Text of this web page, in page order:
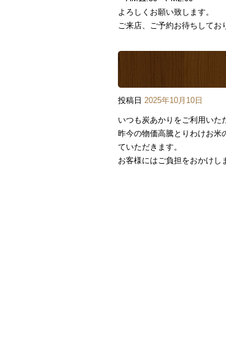
よろしくお願い致します。
ご来店、ご予約お待ちしてお
投稿日 2025年10月10日
いつも炭あかりをご利用いた
昨今の物価高騰とりわけお米
ていただきます。
お客様にはご負担をおかけし